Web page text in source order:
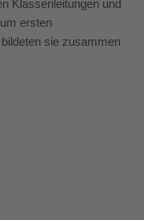
Klassenleitungen und
ersten
sie zusammen